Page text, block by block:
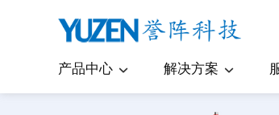
产品中心 解决方案